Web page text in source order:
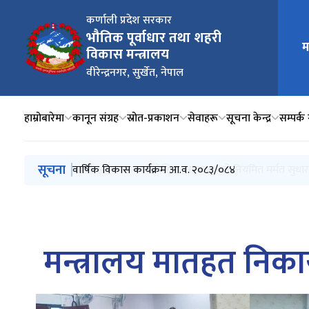
कर्णाली प्रदेश सरकार
भौतिक पूर्वाधार तथा शहरी
विकास मन्त्रालय
वीरेन्द्रनगर, सुर्खेत, नेपाल
मुख्य
हाम्रोबारेमा कानून संग्रह स्रोत-प्रकाशन सेवाहरू सूचना केन्द्र सम्पर्क
मुख्य नेभिगेसनमा जानुहोस्
सूचना सडक मर्मत सम्भार निर्देशिका २०८३
RMG अन्तरगतका प्रादेशिक सडकहरुको नियमित मर्मत
वार्षिक विकास कार्यक्रम आ.व. २०८३/०८४
यातायात क्षेत्रको जेठ महिनासम्मको राजश्व विवरण
मन्त्रालय र मातहत निकायको बैशाख महिनासम्मको वित्तीय
मन्त्रालय मातहत